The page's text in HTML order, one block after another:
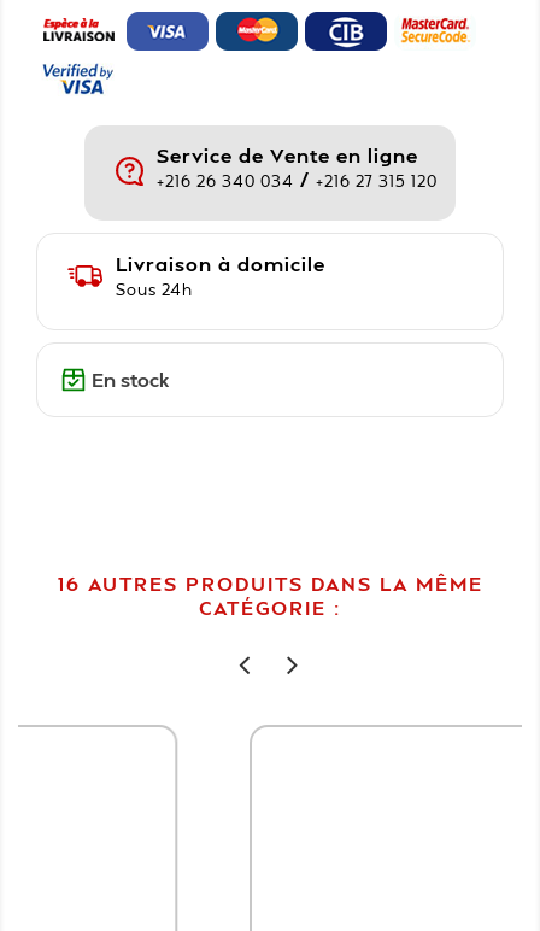
Service de Vente en ligne
+216 26 340 034 / +216 27 315 120
Livraison à domicile
Sous 24h
En stock
16 AUTRES PRODUITS DANS LA MÊME
CATÉGORIE :